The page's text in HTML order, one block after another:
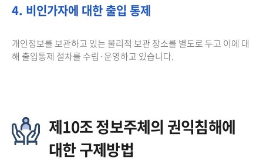
4. 비인가자에 대한 출입 통제
개인정보를 보관하고 있는 물리적 보관 장소를 별도로 두고 이에 대
해 출입통제 절차를 수립·운영하고 있습니다.
제10조 정보주체의 권익침해에
대한 구제방법